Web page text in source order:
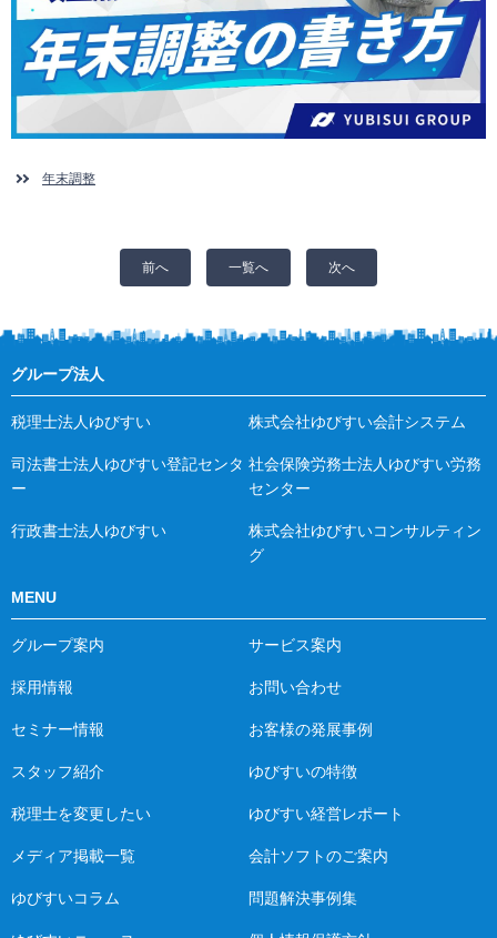
年末調整
前へ 一覧へ 次へ
グループ法人
税理士法人ゆびすい 株式会社ゆびすい会計システム
司法書士法人ゆびすい登記センタ
ー
社会保険労務士法人ゆびすい労務
センター
行政書士法人ゆびすい
株式会社ゆびすいコンサルティン
グ
MENU
グループ案内 サービス案内
採用情報 お問い合わせ
セミナー情報 お客様の発展事例
スタッフ紹介 ゆびすいの特徴
税理士を変更したい ゆびすい経営レポート
メディア掲載一覧 会計ソフトのご案内
ゆびすいコラム 問題解決事例集